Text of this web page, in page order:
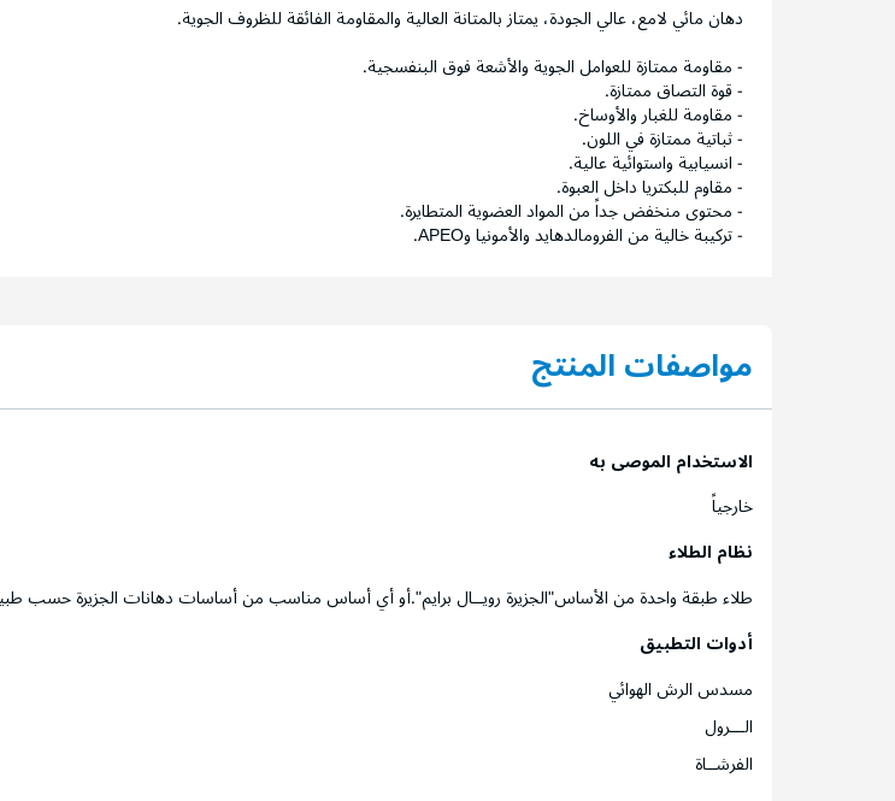
دهان مائي لامع، عالي الجودة، يمتاز بالمتانة العالية والمقاومة الفائقة للظروف الجوية.
- مقاومة ممتازة للعوامل الجوية والأشعة فوق البنفسجية.
- قوة التصاق ممتازة.
- مقاومة للغبار والأوساخ.
- ثباتية ممتازة في اللون.
- انسيابية واستوائية عالية.
- مقاوم للبكتريا داخل العبوة.
- محتوى منخفض جداً من المواد العضوية المتطايرة.
- تركيبة خالية من الفرومالدهايد والأمونيا وAPEO.
مواصفات المنتج
الاستخدام الموصى به
خارجياً
نظام الطلاء
طلاء طبقة واحدة من الأساس"الجزيرة رويــال برايم".أو أي أساس مناسب من أساسات دهانات الجزيرة حسب
أدوات التطبيق
مسدس الرش الهوائي
الـــرول
الفرشــاة